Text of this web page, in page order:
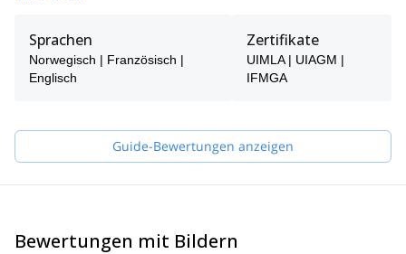
something similar on a different date.
Sprachen
Norwegisch | Französisch |
Englisch
Zertifikate
UIMLA | UIAGM |
IFMGA
Guide-Bewertungen anzeigen
Bewertungen mit Bildern